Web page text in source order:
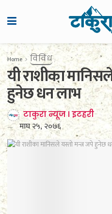
Home विविध
यी राशीका
हुनेछ धन लाभ
टाकुरा न्यूज । इटहरी
माघ २५, २०७६